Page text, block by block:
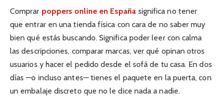
Comprar poppers online en España significa no tener
que entrar en una tienda física con cara de no saber muy
bien qué estás buscando. Significa poder leer con calma
las descripciones, comparar marcas, ver qué opinan otros
usuarios y hacer el pedido desde el sofá de tu casa. En dos
días —o incluso antes— tienes el paquete en la puerta, con
un embalaje discreto que no le dice nada a nadie.